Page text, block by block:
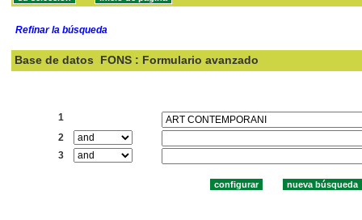
Refinar la búsqueda
Base de datos FONS : Formulario avanzado
1
2
3